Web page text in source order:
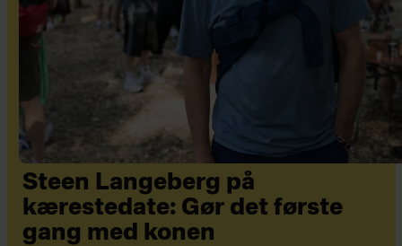
Steen Langeberg på
kærestedate: Gør det første
gang med konen